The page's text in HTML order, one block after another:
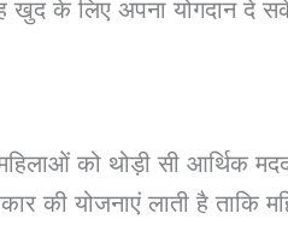
खुद के लिए अपना योगदान दे
को थोड़ी सी आर्थिक
योजनाएं लाती है ताकि